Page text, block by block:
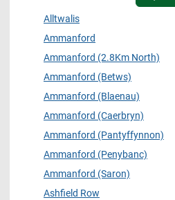
Alltwalis
Ammanford
Ammanford (2.8Km North)
Ammanford (Betws)
Ammanford (Blaenau)
Ammanford (Caerbryn)
Ammanford (Pantyffynnon)
Ammanford (Penybanc)
Ammanford (Saron)
Ashfield Row